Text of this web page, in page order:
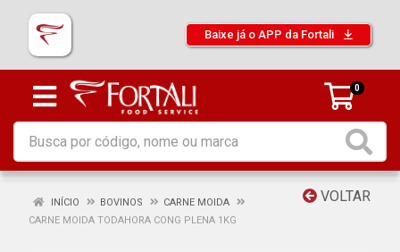
Baixe já o APP da Fortali
0
VOLTAR
INÍCIO BOVINOS
CARNE MOIDA
CARNE MOIDA TODAHORA CONG PLENA 1KG